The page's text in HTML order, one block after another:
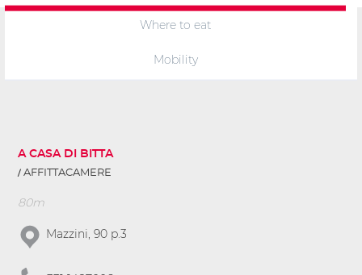
Where to eat
Mobility
A CASA DI BITTA
AFFITTACAMERE
80m
Mazzini, 90 p.3